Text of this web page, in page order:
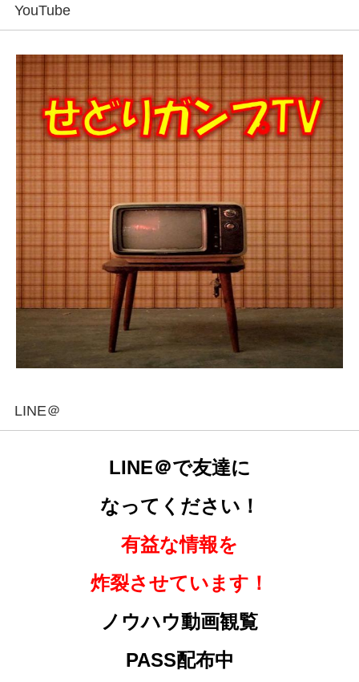
YouTube
LINE＠
LINE＠で友達に
なってください！
有益な情報を
炸裂させています！
ノウハウ動画観覧
PASS配布中